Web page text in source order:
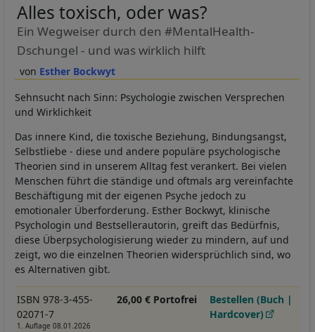
Esther Bockwyt
Alles toxisch, oder was?
Ein Wegweiser durch den #MentalHealth-
Dschungel - und was wirklich hilft
Sehnsucht nach Sinn: Psychologie zwischen Versprechen
und Wirklichkeit
Das innere Kind, die toxische Beziehung, Bindungsangst,
Selbstliebe - diese und andere populäre psychologische
Theorien sind in unserem Alltag fest verankert. Bei vielen
Menschen führt die ständige und oftmals arg vereinfachte
Beschäftigung mit der eigenen Psyche jedoch zu
emotionaler Überforderung. Esther Bockwyt, klinische
Psychologin und Bestsellerautorin, greift das Bedürfnis,
diese Überpsychologisierung wieder zu mindern, auf und
zeigt, wo die einzelnen Theorien widersprüchlich sind, wo
es Alternativen gibt.
ISBN 978-3-455-
02071-7
1. Auflage 08.01.2026
26,00 € Portofrei
Bestellen (Buch |
Hardcover)